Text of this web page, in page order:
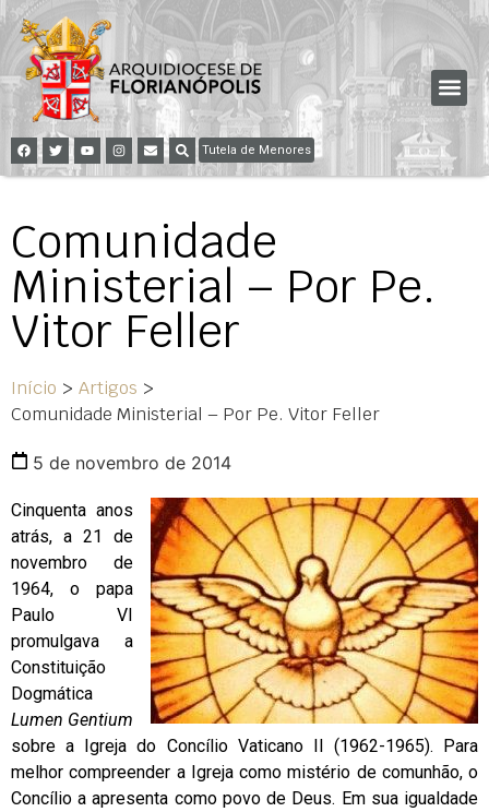
Tutela de Menores
Comunidade
Ministerial – Por Pe.
Vitor Feller
Início > Artigos >
Comunidade Ministerial – Por Pe. Vitor Feller
5 de novembro de 2014
Cinquenta anos
atrás, a 21 de
novembro de
1964, o papa
Paulo VI
promulgava a
Constituição
Dogmática
Lumen Gentium
sobre a Igreja do Concílio Vaticano II (1962-1965). Para
melhor compreender a Igreja como mistério de comunhão, o
Concílio a apresenta como povo de Deus. Em sua igualdade